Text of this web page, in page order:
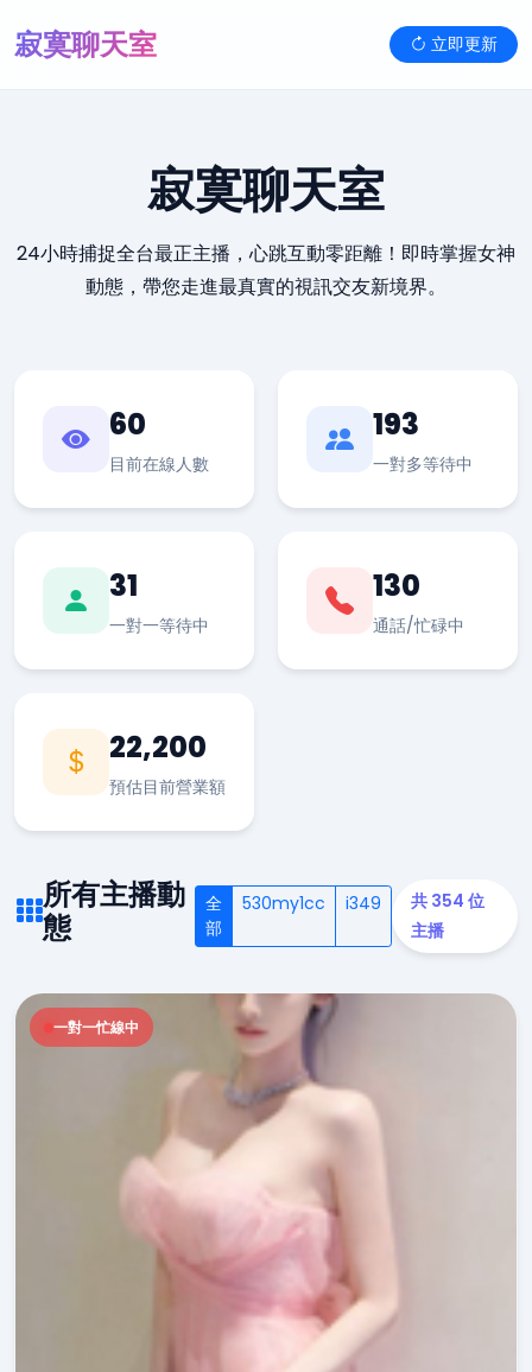
寂寞聊天室 立即更新
寂寞聊天室
24小時捕捉全台最正主播，心跳互動零距離！即時掌握女神
動態，帶您走進最真實的視訊交友新境界。
60
目前在線人數
193
一對多等待中
31
一對一等待中
130
通話/忙碌中
22,200
預估目前營業額
所有主播動
態
全
部
530my1cc i349
共 354 位
主播
一對一忙線中